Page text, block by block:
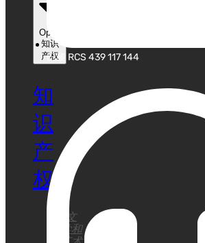
Open
知识
产权
知
识
产
权
文
学和
巴黎 RCS 439 117 144